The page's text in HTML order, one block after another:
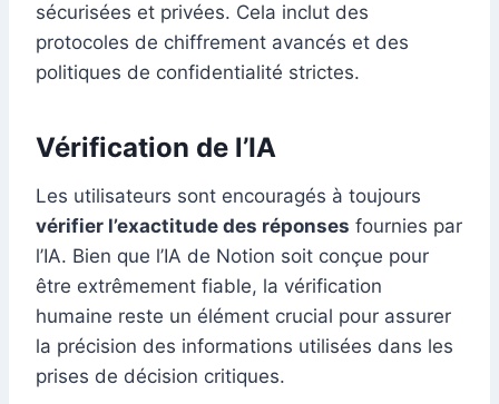
sécurisées et privées. Cela inclut des
protocoles de chiffrement avancés et des
politiques de confidentialité strictes.
Vérification de l’IA
Les utilisateurs sont encouragés à toujours
vérifier l’exactitude des réponses fournies par
l’IA. Bien que l’IA de Notion soit conçue pour
être extrêmement fiable, la vérification
humaine reste un élément crucial pour assurer
la précision des informations utilisées dans les
prises de décision critiques.